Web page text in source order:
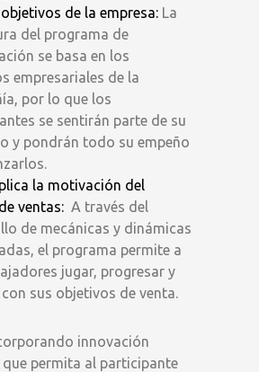
de la empresa: La
del programa de
se basa en los
empresariales de la
por lo que los
se sentirán parte de su
y pondrán todo su empeño
la motivación del
ventas: A través del
de mecánicas y dinámicas
el programa permite a
jugar, progresar y
sus objetivos de venta.
innovación
permita al participante